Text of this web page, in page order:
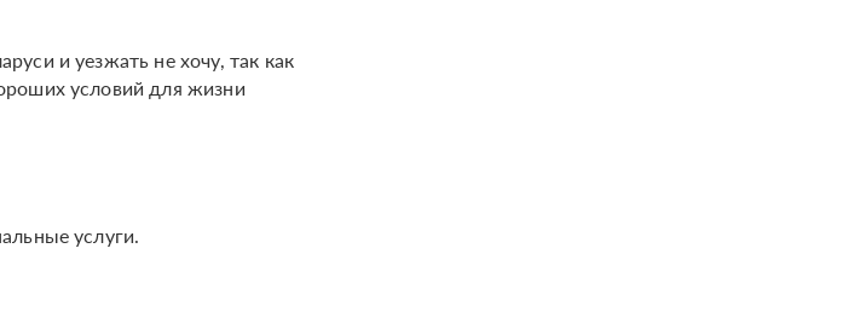
и уезжать не хочу, так как
условий для жизни
услуги.